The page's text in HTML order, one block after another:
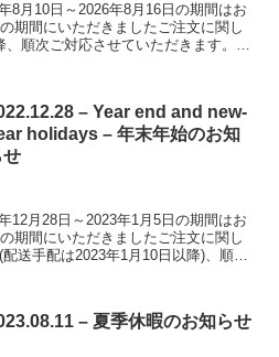
8月10日～2026年8月16日の期間はお
期間にいただきましたご注文に関し
順次ご対応させていただきます。
– Year end and new-
holidays – 年末年始のお知
せ
12月28日～2023年1月5日の期間はお
期間にいただきましたご注文に関し
送手配は2023年1月10日以降)、順次
– 夏季休暇のお知らせ